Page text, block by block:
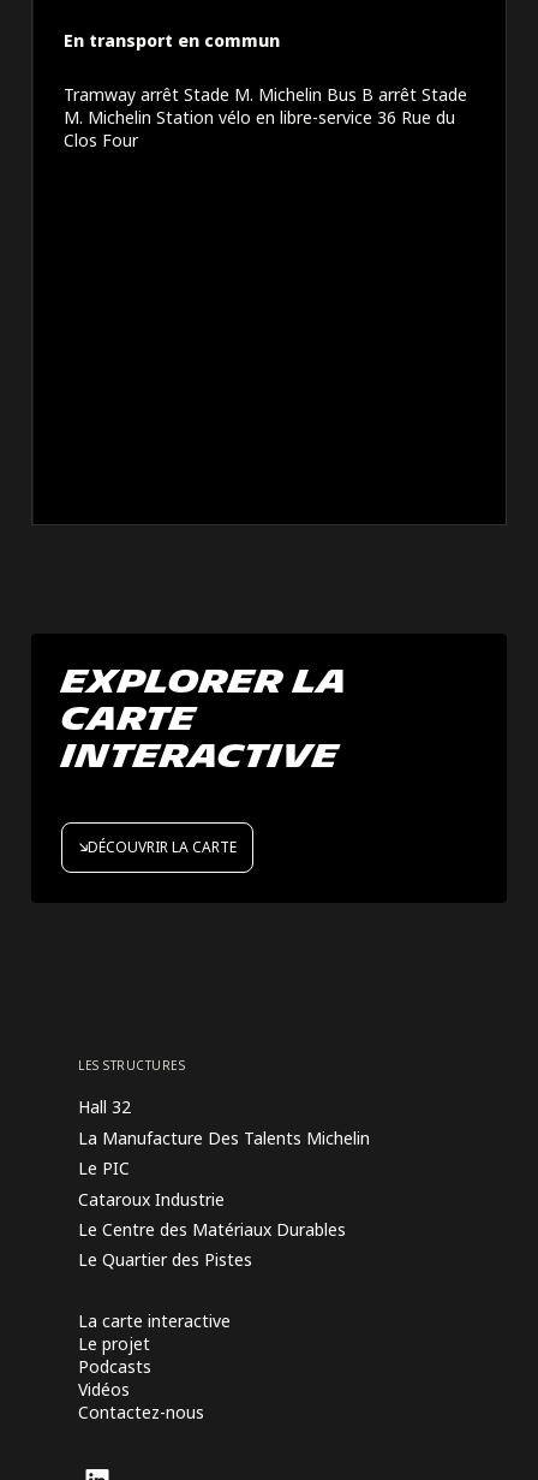
En transport en commun
Tramway arrêt Stade M. Michelin Bus B arrêt Stade
M. Michelin Station vélo en libre-service 36 Rue du
Clos Four
explorer la
carte
interactive
DÉCOUVRIR LA CARTE
LES STRUCTURES
Hall 32
La Manufacture Des Talents Michelin
Le PIC
Cataroux Industrie
Le Centre des Matériaux Durables
Le Quartier des Pistes
La carte interactive
Le projet
Podcasts
Vidéos
Contactez-nous